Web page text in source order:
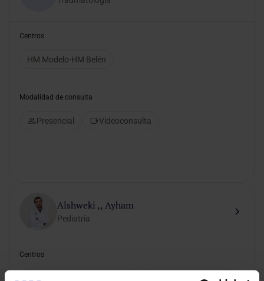
Centros
HM Modelo-HM Belén
Modalidad de consulta
Presencial Videoconsulta
Alshweki ,, Ayham
Pediatría
Centros
HM Modelo-HM Belén